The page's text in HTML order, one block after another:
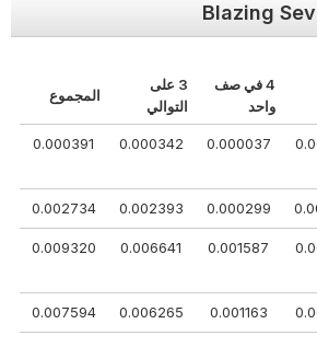
4 في صف
واحد
3 على
التوالي
المجموع
0.000037
0.000342
0.000391
0.000299
0.002393
0.002734
0.001587
0.006641
0.009320
0.001163
0.006265
0.007594